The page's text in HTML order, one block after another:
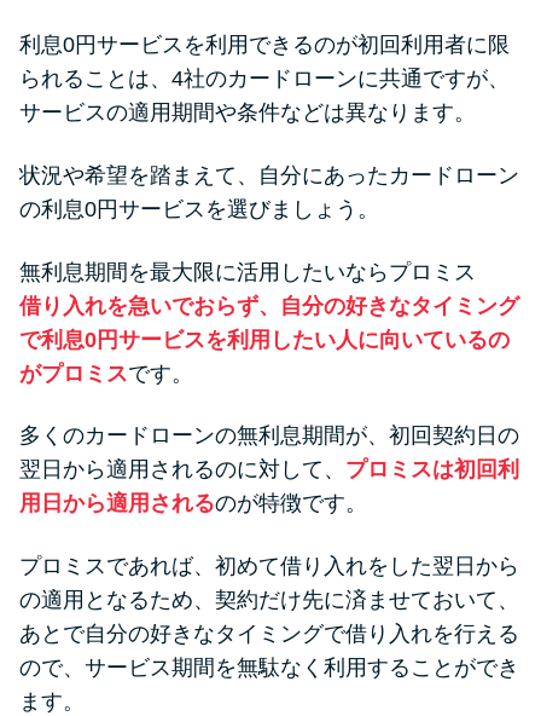
利息0円サービスを利用できるのが初回利用者に限
られることは、4社のカードローンに共通ですが、
サービスの適用期間や条件などは異なります。
状況や希望を踏まえて、自分にあったカードローン
の利息0円サービスを選びましょう。
無利息期間を最大限に活用したいならプロミス
借り入れを急いでおらず、自分の好きなタイミング
で利息0円サービスを利用したい人に向いているの
がプロミスです。
多くのカードローンの無利息期間が、初回契約日の
翌日から適用されるのに対して、 プロミスは初回利
用日から適用されるのが特徴です。
プロミスであれば、初めて借り入れをした翌日から
の適用となるため、契約だけ先に済ませておいて、
あとで自分の好きなタイミングで借り入れを行える
ので、サービス期間を無駄なく利用することができ
ます。